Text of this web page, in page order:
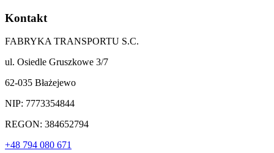
Kontakt
FABRYKA TRANSPORTU S.C.
ul. Osiedle Gruszkowe 3/7
62-035 Błażejewo
NIP: 7773354844
REGON: 384652794
+48 794 080 671